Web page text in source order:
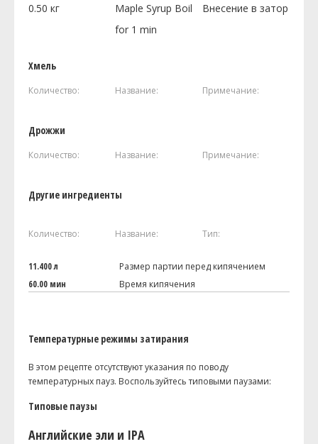
0.50 кг
Maple Syrup Boil
for 1 min
Внесение в затор
Хмель
Количество: Название: Примечание:
Дрожжи
Количество: Название: Примечание:
Другие ингредиенты
Количество: Название: Тип:
11.400 л
Размер партии перед кипячением
60.00 мин
Время кипячения
Температурные режимы затирания
В этом рецепте отсутствуют указания по поводу
температурных пауз. Воспользуйтесь типовыми паузами:
Типовые паузы
Английские эли и IPA